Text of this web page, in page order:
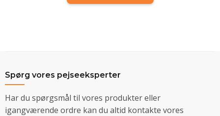
Spørg vores pejseeksperter
Har du spørgsmål til vores produkter eller
igangværende ordre kan du altid kontakte vores